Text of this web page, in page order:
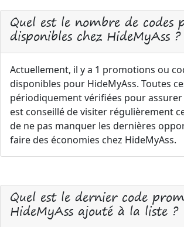
Quel est le nombre de codes
disponibles chez HideMyAss ?
Actuellement, il y a 1 promotions ou
disponibles pour HideMyAss. Toutes
périodiquement vérifiées pour
est conseillé de visiter régulièrement
de ne pas manquer les dernières
faire des économies chez HideMyAss.
Quel est le dernier code
HideMyAss ajouté à la liste ?